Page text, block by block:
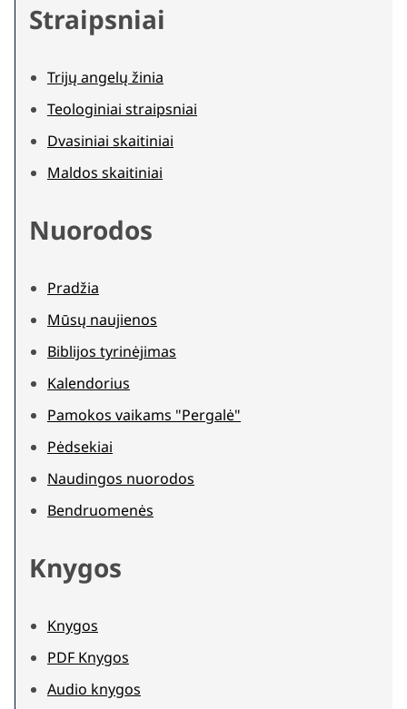
Straipsniai
Trijų angelų žinia
Teologiniai straipsniai
Dvasiniai skaitiniai
Maldos skaitiniai
Nuorodos
Pradžia
Mūsų naujienos
Biblijos tyrinėjimas
Kalendorius
Pamokos vaikams "Pergalė"
Pėdsekiai
Naudingos nuorodos
Bendruomenės
Knygos
Knygos
PDF Knygos
Audio knygos